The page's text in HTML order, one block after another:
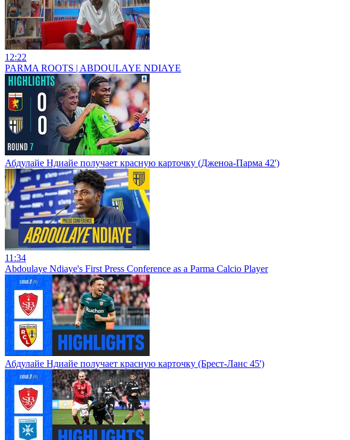
12:22
PARMA ROOTS | ABDOULAYE NDIAYE
Абдулайе Ндиайе получает красную карточку (Дженоа-Парма 42')
11:34
Abdoulaye Ndiaye's First Press Conference as a Parma Calcio Player
Абдулайе Ндиайе получает красную карточку (Брест-Ланс 45')